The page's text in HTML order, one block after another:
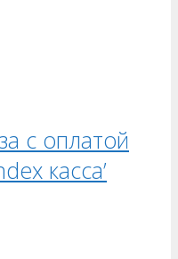
с оплатой
касса’